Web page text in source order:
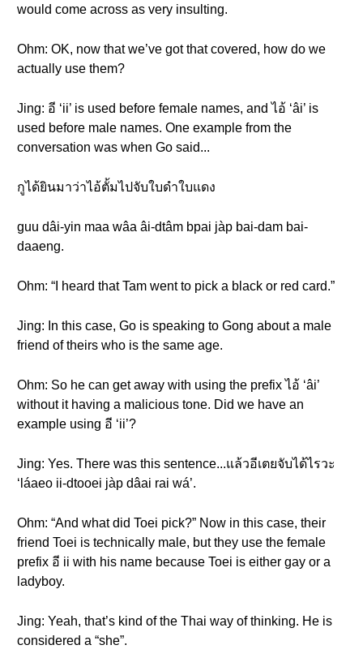
would come across as very insulting.
Ohm: OK, now that we’ve got that covered, how do we
actually use them?
Jing: อี ‘ii’ is used before female names, and ไอ้ ‘âi’ is
used before male names. One example from the
conversation was when Go said...
กูได้ยินมาว่าไอ้ตั้มไปจับใบดำใบแดง
guu dâi-yin maa wâa âi-dtâm bpai jàp bai-dam bai-
daaeng.
Ohm: “I heard that Tam went to pick a black or red card.”
Jing: In this case, Go is speaking to Gong about a male
friend of theirs who is the same age.
Ohm: So he can get away with using the prefix ไอ้ ‘âi’
without it having a malicious tone. Did we have an
example using อี ‘ii’?
Jing: Yes. There was this sentence...แล้วอีเตยจับได้ไรวะ
‘láaeo ii-dtooei jàp dâai rai wá’.
Ohm: “And what did Toei pick?” Now in this case, their
friend Toei is technically male, but they use the female
prefix อี ii with his name because Toei is either gay or a
ladyboy.
Jing: Yeah, that’s kind of the Thai way of thinking. He is
considered a “she”.